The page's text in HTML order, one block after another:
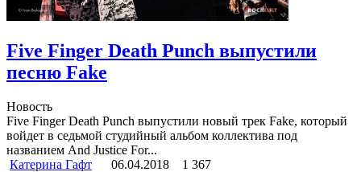
Five Finger Death Punch выпустили
песню Fake
Новость
Five Finger Death Punch выпустили новый трек Fake, который
войдет в седьмой студийный альбом коллектива под
названием And Justice For...
Катерина Гафт
06.04.2018
1 367